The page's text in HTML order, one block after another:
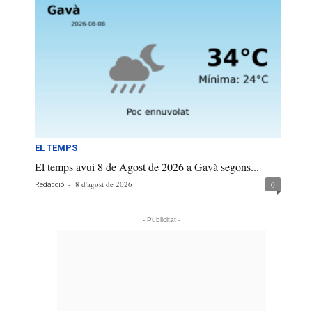
EL TEMPS
El temps avui 8 de Agost de 2026 a Gavà segons...
Redacció - 8 d'agost de 2026 0
- Publicitat -